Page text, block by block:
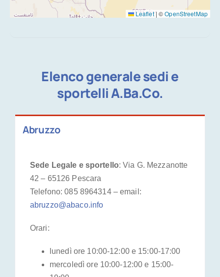
Leaflet| ©OpenStreetMap
Elenco generale sedi e
sportelli A.Ba.Co.
Abruzzo
Sede Legale e sportello: Via G. Mezzanotte
42 – 65126 Pescara
Telefono: 085 8964314‬ – email:
abruzzo@abaco.info
Orari:
lunedì ore 10:00-12:00 e 15:00-17:00
mercoledì ore 10:00-12:00 e 15:00-